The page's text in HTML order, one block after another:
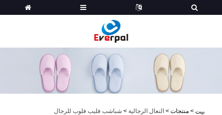
بيت > منتجات > النعال الرجالية > شباشب فليب فلوب للرجال